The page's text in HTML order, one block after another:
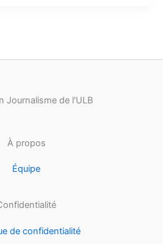
Journalisme de l'ULB
À propos
Équipe
de confidentialité